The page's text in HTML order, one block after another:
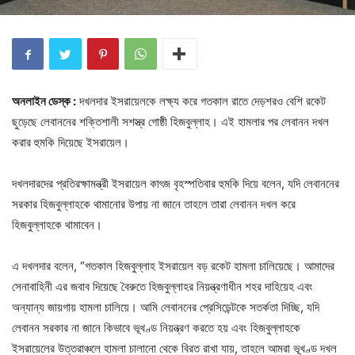
অনলাইন ডেস্ক :দখলদার ইসরায়েলকে লক্ষ্য করে গতকাল রাতে দেড়শরও বেশি রকেট
ছুড়েছে লেবাননের শক্তিশালী সশস্ত্র গোষ্ঠী হিজবুল্লাহ। এই হামলার পর লেবানন দখল
করার হুমকি দিয়েছে ইসরায়েল।
দখলদারদের প্রতিরক্ষামন্ত্রী ইসরায়েল কাৎজ বৃহস্পতিবার হুমকি দিয়ে বলেন, যদি লেবাননের
সরকার হিজবুল্লাহকে থামানোর উপায় না জানে তাহলে তারা লেবানন দখল করে
হিজবুল্লাহকে থামাবেন।
এ দখলদার বলেন, “গতকাল হিজবুল্লাহ ইসরায়েল বড় রকেট হামলা চালিয়েছে। আমাদের
সেনাবাহিনী এর জবাব দিয়েছে বৈরুতে হিজবুল্লাহর নিয়ন্ত্রণাধীন শহর দাহিয়েহ এবং
অন্যান্য জায়গায় হামলা চালিয়ে। আমি লেবাননের প্রেসিডেন্টকে সতর্কতা দিচ্ছি, যদি
লেবানন সরকার না জানে কিভাবে ভূখণ্ড নিয়ন্ত্রণ করতে হয় এবং হিজবুল্লাহকে
ইসরায়েলের উত্তরাঞ্চলে হামলা চালানো থেকে বিরত রাখা যায়, তাহলে আমরা ভূখণ্ড দখল